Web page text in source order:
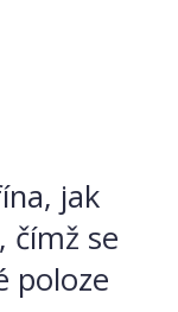
jak
čímž se
poloze